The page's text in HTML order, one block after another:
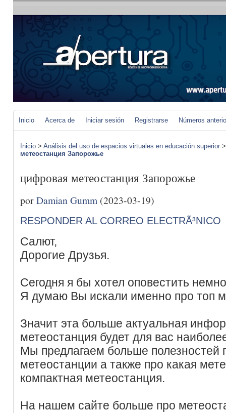
Inicio Acerca de Iniciar sesión Registrarse Números
Inicio > Análisis del uso de espacios virtuales en educación superior
метеостанция Запорожье
цифровая метеостанция Запорожье
porDamian Gumm (2023-03-19)
RESPONDER AL CORREO ELECTRÃ³NICO
Салют,
Дорогие Друзья.
Сегодня я бы хотел оповестить
Я думаю Вы искали именно про топ
Значит эта больше актуальная
метеостанция будет для вас
Мы предлагаем больше
метеостанции а также про какая
компактная метеостанция.
На нашем сайте больше про